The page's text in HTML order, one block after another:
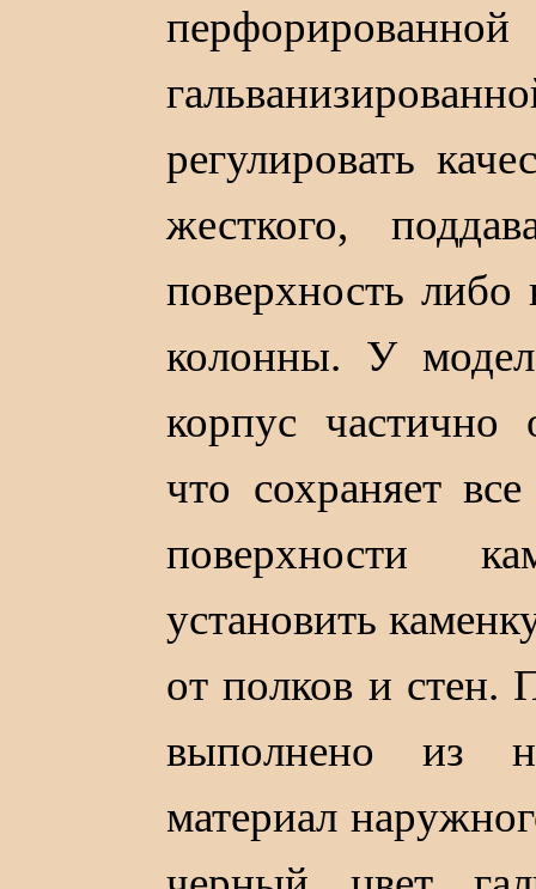
регулировать
жесткого,
поверхность
колонны. У
корпус частично
что сохраняет
поверхности
установить
от полков и стен.
выполнено из
материал